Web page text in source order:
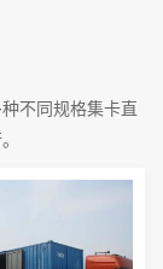
不同规格集卡直